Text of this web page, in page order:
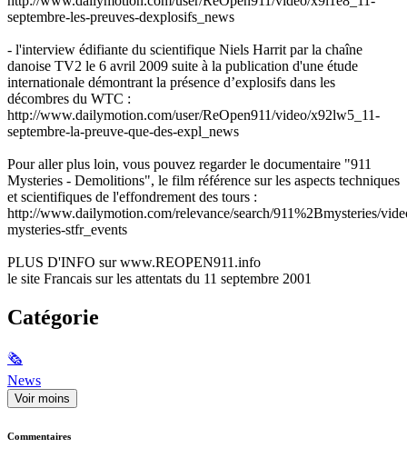
septembre-les-preuves-dexplosifs_news
- l'interview édifiante du scientifique Niels Harrit par la chaîne
danoise TV2 le 6 avril 2009 suite à la publication d'une étude
internationale démontrant la présence d’explosifs dans les
décombres du WTC :
http://www.dailymotion.com/user/ReOpen911/video/x92lw5_11-
septembre-la-preuve-que-des-expl_news
Pour aller plus loin, vous pouvez regarder le documentaire "911
Mysteries - Demolitions", le film référence sur les aspects techniques
et scientifiques de l'effondrement des tours :
http://www.dailymotion.com/relevance/search/911%2Bmysteries/
mysteries-stfr_events
PLUS D'INFO sur www.REOPEN911.info
le site Francais sur les attentats du 11 septembre 2001
Catégorie
🗞
News
Voir moins
Commentaires